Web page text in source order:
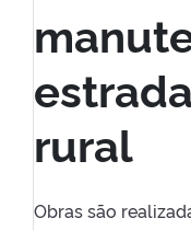
rural
Obras são